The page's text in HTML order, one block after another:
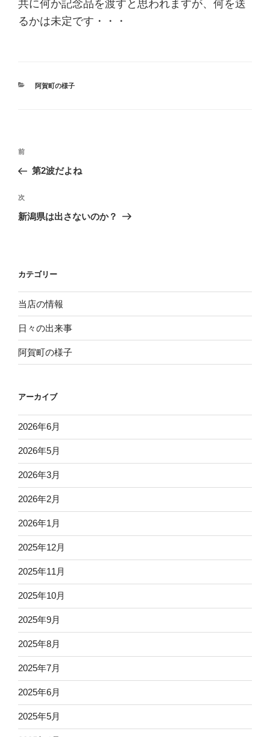
共に何か記念品を渡すと思われますが、何を送
るかは未定です・・・
カ
阿賀町の様子
投
ビ
ゲ
ン
過
去
投
稿
前
第2波だよね
次
の
次
新潟県は出さないのか？
カテゴリー
当店の情報
日々の出来事
阿賀町の様子
アーカイブ
2026年6月
2026年5月
2026年3月
2026年2月
2026年1月
2025年12月
2025年11月
2025年10月
2025年9月
2025年8月
2025年7月
2025年6月
2025年5月